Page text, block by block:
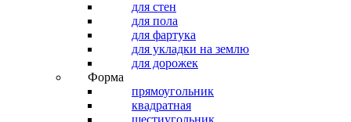
для стен
для пола
для фартука
для укладки на землю
для дорожек
Форма
прямоугольник
квадратная
шестиугольник